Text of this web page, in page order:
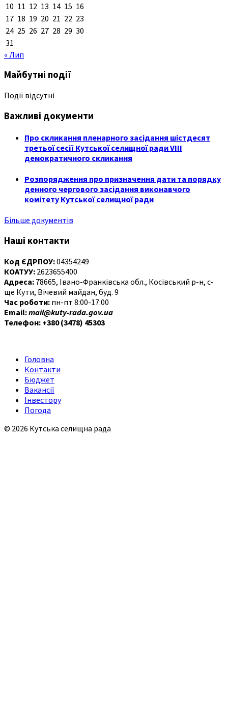
10 11 12 13 14 15 16
17 18 19 20 21 22 23
24 25 26 27 28 29 30
31
« Лип
Майбутні події
Події відсутні
Важливі документи
Про скликання пленарного засідання шістдесят
третьої сесії Кутської селищної ради VIII
демократичного скликання
Розпорядження про призначення дати та порядку
денного чергового засідання виконавчого
комітету Кутської селищної ради
Більше документів
Наші контакти
Код ЄДРПОУ:04354249
КОАТУУ: 2623655400
Адреса: 78665, Івано-Франківська обл., Косівський р-н, с-
ще Кути, Вічевий майдан, буд. 9
Час роботи: пн-пт 8:00-17:00
Email:mail@kuty-rada.gov.ua
Телефон: +380 (3478) 45303
Головна
Контакти
Бюджет
Вакансії
Інвестору
Погода
© 2026 Кутська селищна рада